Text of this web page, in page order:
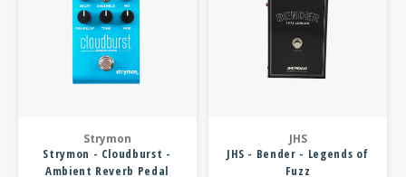
Strymon
Strymon - Cloudburst -
Ambient Reverb Pedal
JHS
JHS - Bender - Legends of
Fuzz